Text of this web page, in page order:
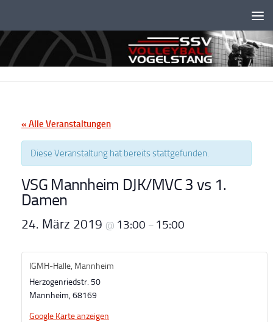
« Alle Veranstaltungen
Diese Veranstaltung hat bereits stattgefunden.
VSG Mannheim DJK/MVC 3 vs 1.
Damen
24. März 2019 @ 13:00 – 15:00
IGMH-Halle, Mannheim
Herzogenriedstr. 50
Mannheim,68169
Google Karte anzeigen